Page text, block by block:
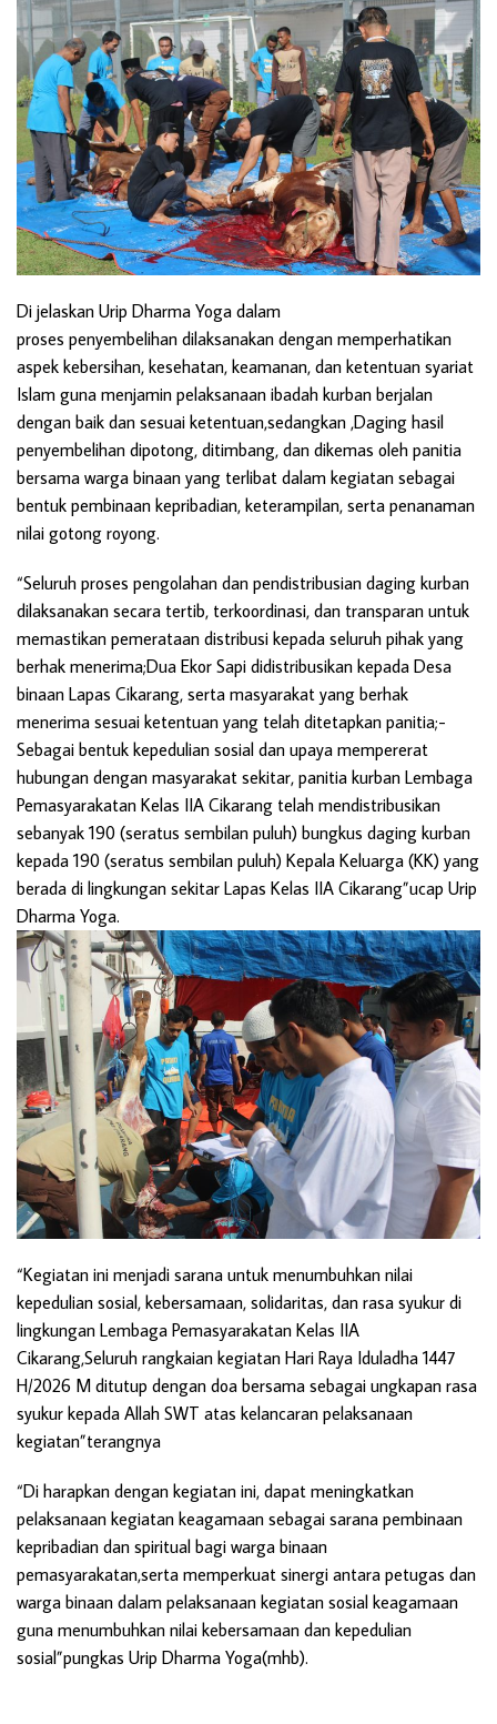
Di jelaskan Urip Dharma Yoga dalam
proses penyembelihan dilaksanakan dengan memperhatikan
aspek kebersihan, kesehatan, keamanan, dan ketentuan syariat
Islam guna menjamin pelaksanaan ibadah kurban berjalan
dengan baik dan sesuai ketentuan,sedangkan ,Daging hasil
penyembelihan dipotong, ditimbang, dan dikemas oleh panitia
bersama warga binaan yang terlibat dalam kegiatan sebagai
bentuk pembinaan kepribadian, keterampilan, serta penanaman
nilai gotong royong.
“Seluruh proses pengolahan dan pendistribusian daging kurban
dilaksanakan secara tertib, terkoordinasi, dan transparan untuk
memastikan pemerataan distribusi kepada seluruh pihak yang
berhak menerima;Dua Ekor Sapi didistribusikan kepada Desa
binaan Lapas Cikarang, serta masyarakat yang berhak
menerima sesuai ketentuan yang telah ditetapkan panitia;-
Sebagai bentuk kepedulian sosial dan upaya mempererat
hubungan dengan masyarakat sekitar, panitia kurban Lembaga
Pemasyarakatan Kelas IIA Cikarang telah mendistribusikan
sebanyak 190 (seratus sembilan puluh) bungkus daging kurban
kepada 190 (seratus sembilan puluh) Kepala Keluarga (KK) yang
berada di lingkungan sekitar Lapas Kelas IIA Cikarang”ucap Urip
Dharma Yoga.
“Kegiatan ini menjadi sarana untuk menumbuhkan nilai
kepedulian sosial, kebersamaan, solidaritas, dan rasa syukur di
lingkungan Lembaga Pemasyarakatan Kelas IIA
Cikarang,Seluruh rangkaian kegiatan Hari Raya Iduladha 1447
H/2026 M ditutup dengan doa bersama sebagai ungkapan rasa
syukur kepada Allah SWT atas kelancaran pelaksanaan
kegiatan”terangnya
“Di harapkan dengan kegiatan ini, dapat meningkatkan
pelaksanaan kegiatan keagamaan sebagai sarana pembinaan
kepribadian dan spiritual bagi warga binaan
pemasyarakatan,serta memperkuat sinergi antara petugas dan
warga binaan dalam pelaksanaan kegiatan sosial keagamaan
guna menumbuhkan nilai kebersamaan dan kepedulian
sosial”pungkas Urip Dharma Yoga(mhb).